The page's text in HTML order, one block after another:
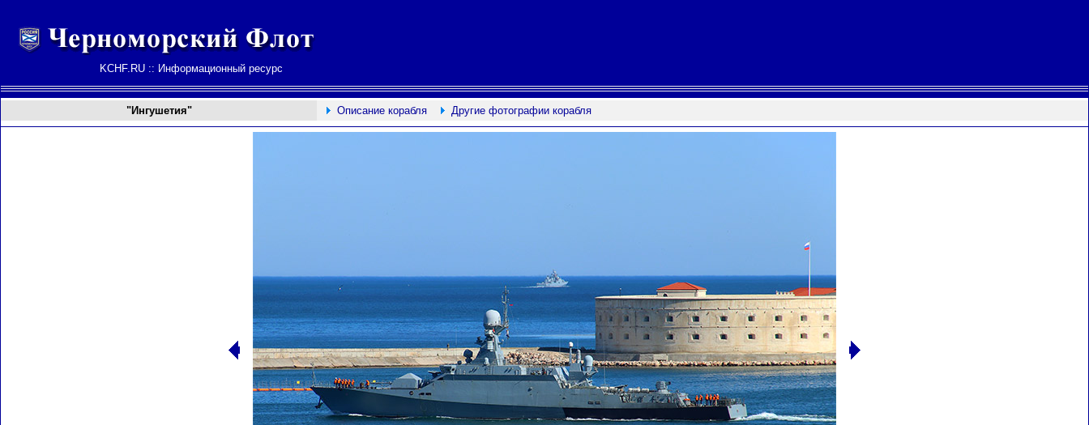
KCHF.RU :: Информационный ресурс
"Ингушетия" Описание корабля Другие фотографии корабля